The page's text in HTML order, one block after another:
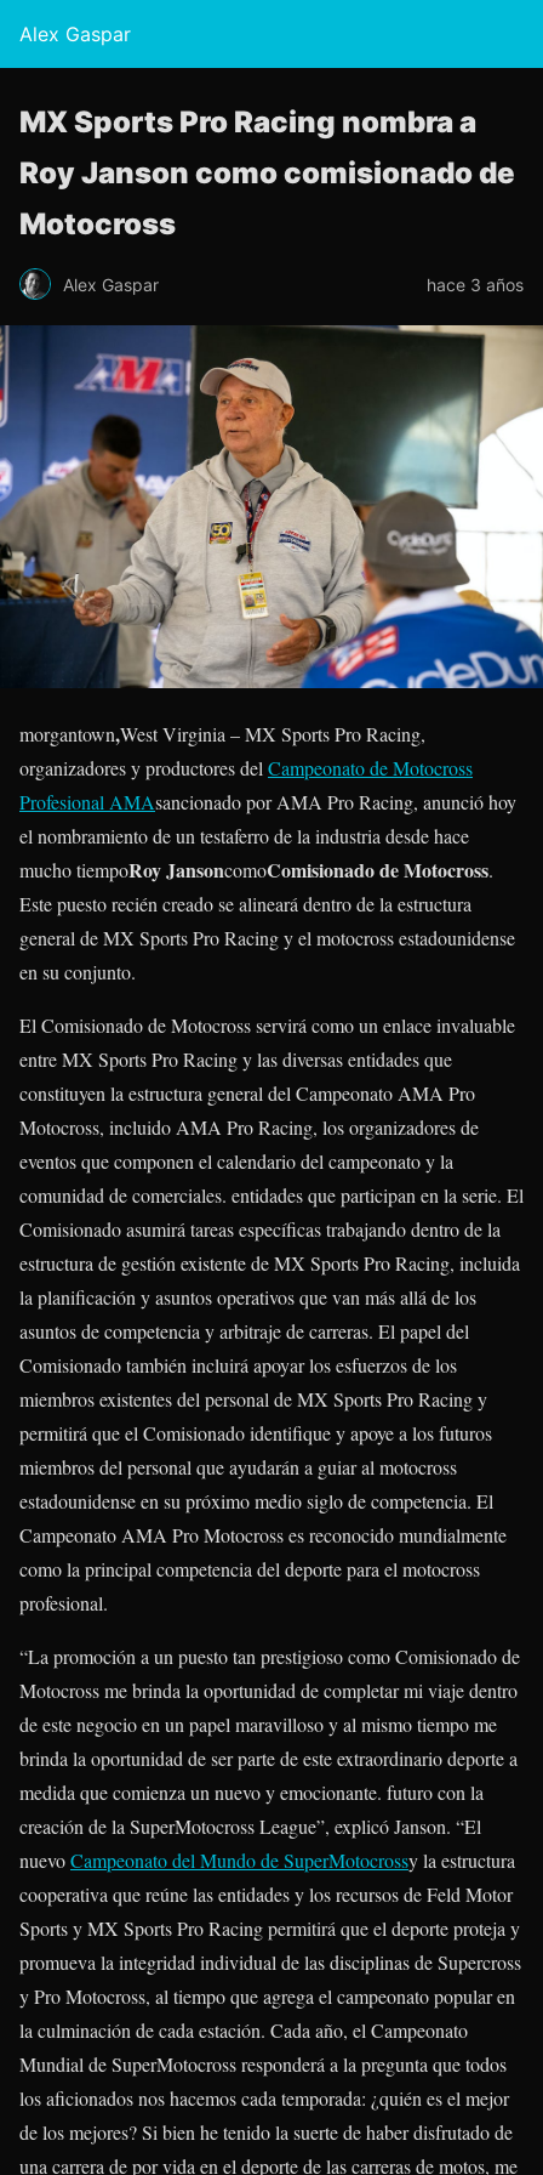
Alex Gaspar
MX Sports Pro Racing nombra a
Roy Janson como comisionado de
Motocross
Alex Gaspar hace 3 años
morgantown,West Virginia – MX Sports Pro Racing,
organizadores y productores del Campeonato de Motocross
Profesional AMAsancionado por AMA Pro Racing, anunció hoy
el nombramiento de un testaferro de la industria desde hace
mucho tiempoRoy JansoncomoComisionado de Motocross.
Este puesto recién creado se alineará dentro de la estructura
general de MX Sports Pro Racing y el motocross estadounidense
en su conjunto.
El Comisionado de Motocross servirá como un enlace invaluable
entre MX Sports Pro Racing y las diversas entidades que
constituyen la estructura general del Campeonato AMA Pro
Motocross, incluido AMA Pro Racing, los organizadores de
eventos que componen el calendario del campeonato y la
comunidad de comerciales. entidades que participan en la serie. El
Comisionado asumirá tareas específicas trabajando dentro de la
estructura de gestión existente de MX Sports Pro Racing, incluida
la planificación y asuntos operativos que van más allá de los
asuntos de competencia y arbitraje de carreras. El papel del
Comisionado también incluirá apoyar los esfuerzos de los
miembros existentes del personal de MX Sports Pro Racing y
permitirá que el Comisionado identifique y apoye a los futuros
miembros del personal que ayudarán a guiar al motocross
estadounidense en su próximo medio siglo de competencia. El
Campeonato AMA Pro Motocross es reconocido mundialmente
como la principal competencia del deporte para el motocross
profesional.
“La promoción a un puesto tan prestigioso como Comisionado de
Motocross me brinda la oportunidad de completar mi viaje dentro
de este negocio en un papel maravilloso y al mismo tiempo me
brinda la oportunidad de ser parte de este extraordinario deporte a
medida que comienza un nuevo y emocionante. futuro con la
creación de la SuperMotocross League”, explicó Janson. “El
nuevoCampeonato del Mundo de SuperMotocrossy la estructura
cooperativa que reúne las entidades y los recursos de Feld Motor
Sports y MX Sports Pro Racing permitirá que el deporte proteja y
promueva la integridad individual de las disciplinas de Supercross
y Pro Motocross, al tiempo que agrega el campeonato popular en
la culminación de cada estación. Cada año, el Campeonato
Mundial de SuperMotocross responderá a la pregunta que todos
los aficionados nos hacemos cada temporada: ¿quién es el mejor
de los mejores? Si bien he tenido la suerte de haber disfrutado de
una carrera de por vida en el deporte de las carreras de motos, me